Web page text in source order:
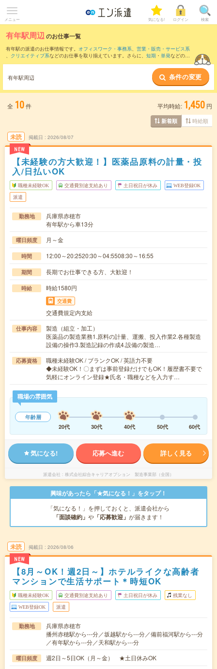
メニュー 気になる! ログイン 検索
有年駅周辺のお仕事一覧
有年駅の派遣のお仕事情報です。 オフィスワーク・事務系、 営業・販売・サービス系
、 クリエイティブ系などのお仕事を取り揃えています。さらに、 短期 ・ 単発などの期
また、竜野駅
など近隣駅のお仕事もご
確認いただけます。
有年駅周辺 条件の変更
全 10件 平均時給: 1,450 円
新着順 時給順
未読
NEW
掲載日 2026/08/07
【未経験の方大歓迎！】医薬品原料の計量・投
入/日払いOK
職種未経験OK 交通費別途支給あり 土日祝日が休み WEB登録OK
派遣
勤務地
兵庫県赤穂市
有年駅から車13分
曜日頻度 月～金
時間 12:00～20:2520:30～04:5508:30～16:55
期間 長期でお仕事できる方、大歓迎！
時給 時給1580円
交通費
交通費規定内支給
仕事内容
製造（組立・加工）
医薬品の製造業務1.原料の計量、運搬、投入作業2.各種製造
設備の操作3.製造記録の作成4.設備の製造…
応募資格
職種未経験OK / ブランクOK / 英語力不要
◆未経験OK！〇まずは事前登録だけでもOK！履歴書不要で
気軽にオンライン登録★氏名・職種などを入力す…
職場の雰囲気
年齢層
20代
30代 40代 50代 60代
気になる! 応募へ進む 詳しく見る
派遣会社 株式会社綜合キャリアオプション 製造事業部（全国）
興味があったら「★気になる！」をタップ！
「気になる！」を押しておくと、派遣会社から
「面談確約」 や 「応募歓迎」 が届きます！
未読
NEW
掲載日 2026/08/06
【8月～OK！週2日～】ホテルライクな高齢者
マンションで生活サポート＊時短OK
職種未経験OK 交通費別途支給あり 土日祝日が休み 残業なし
WEB登録OK 派遣
勤務地
兵庫県赤穂市
播州赤穂駅から---分／坂越駅から---分／備前福河駅から---分
／有年駅から---分／天和駅から---分
曜日頻度 週2日～5日OK（月～金） ★土日休みOK